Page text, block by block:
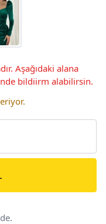
Aşağıdaki alana
bildiirm alabilirsin.